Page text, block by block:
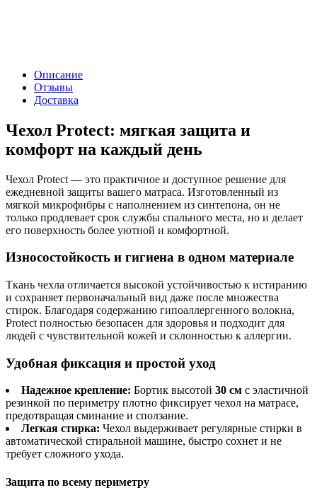
Описание
Отзывы
Доставка
Чехол Protect: мягкая защита и
комфорт на каждый день
Чехол Protect — это практичное и доступное решение для
ежедневной защиты вашего матраса. Изготовленный из
мягкой микрофибры с наполнением из синтепона, он не
только продлевает срок службы спального места, но и делает
его поверхность более уютной и комфортной.
Износостойкость и гигиена в одном материале
Ткань чехла отличается высокой устойчивостью к истиранию
и сохраняет первоначальный вид даже после множества
стирок. Благодаря содержанию гипоаллергенного волокна,
Protect полностью безопасен для здоровья и подходит для
людей с чувствительной кожей и склонностью к аллергии.
Удобная фиксация и простой уход
Надежное крепление: Бортик высотой 30 см с эластичной
резинкой по периметру плотно фиксирует чехол на матрасе,
предотвращая сминание и сползание.
Легкая стирка: Чехол выдерживает регулярные стирки в
автоматической стиральной машине, быстро сохнет и не
требует сложного ухода.
Защита по всему периметру